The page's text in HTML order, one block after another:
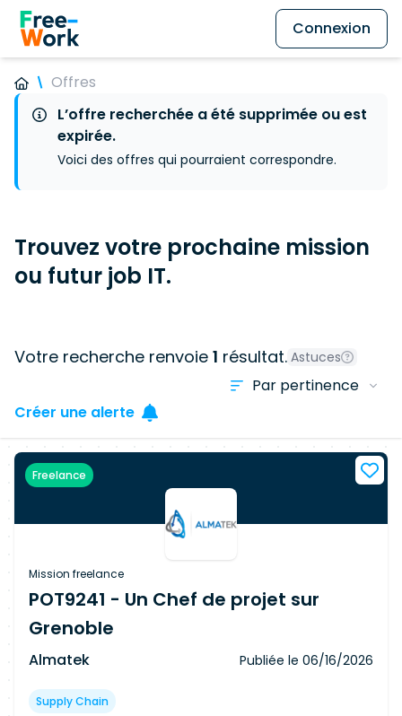
Connexion
Offres
L’offre recherchée a été supprimée ou est
expirée.
Voici des offres qui pourraient correspondre.
Trouvez votre prochaine mission
ou futur job IT.
Votre recherche renvoie 1 résultat. Astuces
Créer une alerte
Freelance
Mission freelance
POT9241 - Un Chef de projet sur
Grenoble
Almatek Publiée le 06/16/2026
Supply Chain